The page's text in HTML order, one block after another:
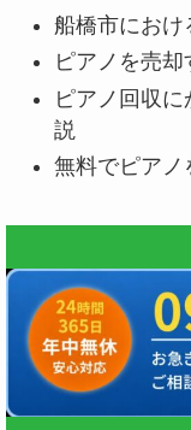
船橋市におけ
ピアノを売
ピアノ回収
説
無料でピアノ